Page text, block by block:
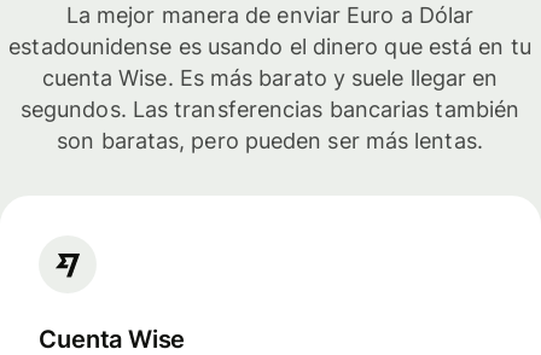
La mejor manera de enviar Euro a Dólar
estadounidense es usando el dinero que está en tu
cuenta Wise. Es más barato y suele llegar en
segundos. Las transferencias bancarias también
son baratas, pero pueden ser más lentas.
Cuenta Wise